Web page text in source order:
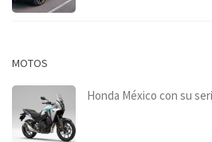
MOTOS
Honda México con su